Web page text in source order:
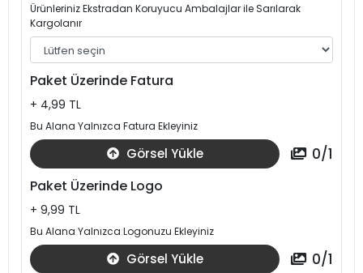
Ürünleriniz Ekstradan Koruyucu Ambalajlar ile Sarılarak
Kargolanır
Paket Üzerinde Fatura
+ 4,99 TL
Bu Alana Yalnızca Fatura Ekleyiniz
Görsel Yükle 0/1
Paket Üzerinde Logo
+ 9,99 TL
Bu Alana Yalnızca Logonuzu Ekleyiniz
Görsel Yükle 0/1